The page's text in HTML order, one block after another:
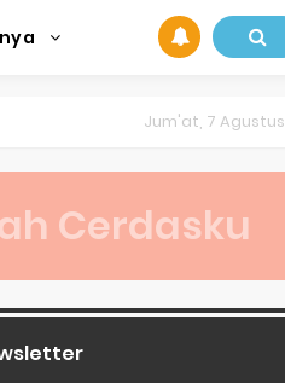
Jum'at, 7 Agustus
Cerdasku